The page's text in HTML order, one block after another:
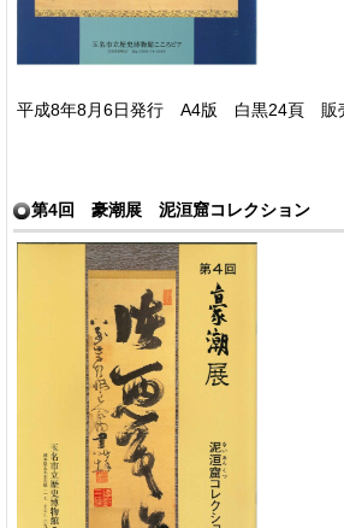
平成8年8月6日発行 A4版 白黒24頁 販
第4回 豪潮展 泥洹窟コレクション